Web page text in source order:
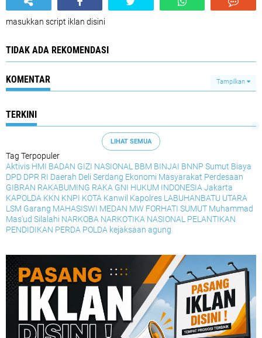
masukkan script iklan disini
TIDAK ADA REKOMENDASI
KOMENTAR Tampilkan
TERKINI
LIHAT SEMUA
Tag Terpopuler
Aktivis HMI BADAN GIZI NASIONAL BBM BINJAI BNNP Sumut Biaya
DPD DPR RI Daerah Deli Serdang Ekonomi Masyarakat Perdesaan
GIBRAN RAKABUMING RAKA GNI HUKUM INDONESIA Jakarta
KAPOLDA KKN KNPI KOTA Kanwil Kapolres LABUHANBATU UTARA
LSM Garang MAHASISWI MEDAN MW FORHATI SUMUT Muhammad
Mas'ud Silalahi NARKOBA NARKOTIKA NASIONAL PELANTIKAN
PENDIDIKAN PERDA POLDA kejaksaan agung